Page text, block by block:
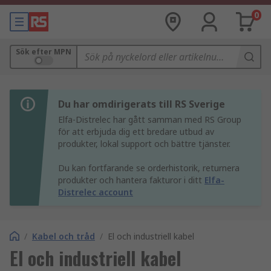
0
Sök efter MPN
Du har omdirigerats till RS Sverige
Elfa-Distrelec har gått samman med RS Group
för att erbjuda dig ett bredare utbud av
produkter, lokal support och bättre tjänster.
Du kan fortfarande se orderhistorik, returnera
produkter och hantera fakturor i ditt Elfa-
Distrelec account
/ Kabel och tråd / El och industriell kabel
El och industriell kabel